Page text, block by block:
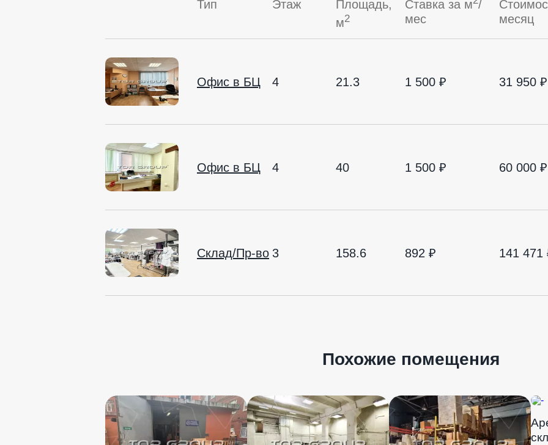
Тип Этаж
Площадь,
м2
Ставка за м /
мес
месяц
Офис в БЦ 4 21.3 1 500 ₽ 31 950 ₽
Офис в БЦ 4 40 1 500 ₽ 60 000 ₽
Склад/Пр-во 3 158.6 892 ₽ 141 471
Похожие помещения